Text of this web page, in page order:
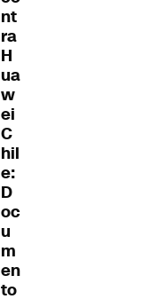
nt
ra
H
ua
w
ei
C
hil
e:
D
oc
u
m
en
to